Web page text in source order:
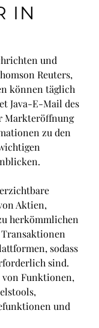
IN
und
Reuters,
können täglich
Java-E-Mail des
Markteröffnung
zu den
Aktien,
herkömmlichen
sodass
sind.
von Funktionen,
und